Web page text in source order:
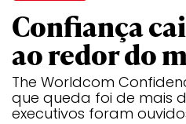
Confiança
ao redor do
The Worldcom
que queda foi de mais
executivos foram